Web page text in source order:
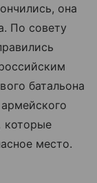
она
По совету
батальона
которые
место.